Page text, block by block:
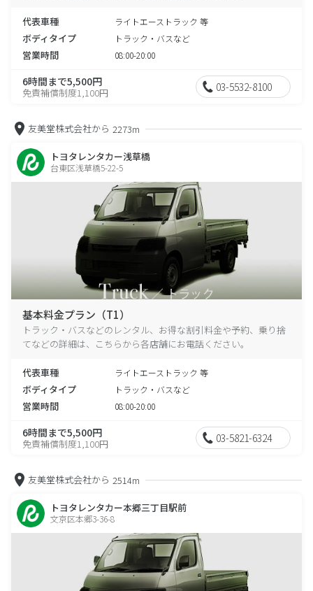
代表車種 ライトエーストラック 等
ボディタイプ トラック・バスなど
営業時間 08:00-20:00
6時間まで5,500円
免責補償制度1,100円 03-5532-8100
友美堂株式会社から 2273m
トヨタレンタカー浅草橋
台東区浅草橋5-22-5
基本料金プラン（T1）
トラック・バスなどのレンタル、お得な割引料金や予約、乗り捨
てなどの詳細は、こちらから各店舗にお電話ください。
代表車種 ライトエーストラック 等
ボディタイプ トラック・バスなど
営業時間 08:00-20:00
6時間まで5,500円
免責補償制度1,100円 03-5821-6324
友美堂株式会社から 2514m
トヨタレンタカー本郷三丁目駅前
文京区本郷3-36-8